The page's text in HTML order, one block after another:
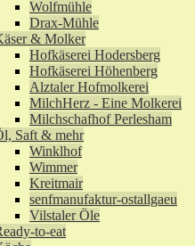
Wolfmühle
Drax-Mühle
& Molker
Hofkäserei Hodersberg
Hofkäserei Höhenberg
Alztaler Hofmolkerei
MilchHerz - Eine Molkerei
Milchschafhof Perlesham
Saft & mehr
Winklhof
Wimmer
Kreitmair
senfmanufaktur-ostallgaeu
Vilstaler Öle
to-eat